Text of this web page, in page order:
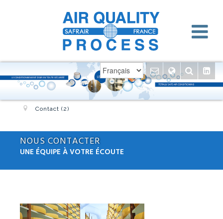
Contact (2)
NOUS CONTACTER
UNE ÉQUIPE À VOTRE ÉCOUTE